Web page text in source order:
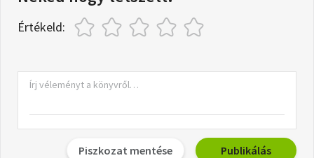
Értékeld:
Piszkozat mentése Publikálás